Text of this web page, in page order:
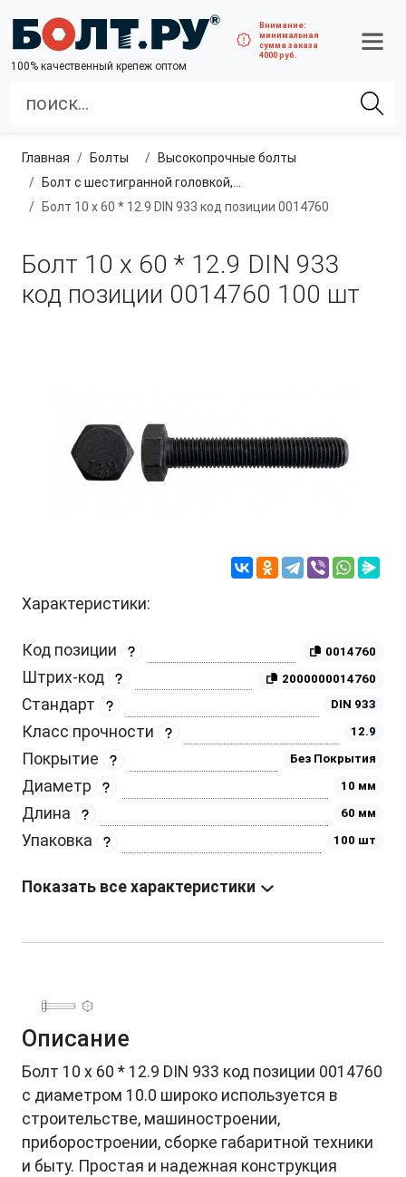
100% качественный крепеж оптом
Внимание:
минимальная
сумма заказа
4000 руб.
Главная болты
высокопрочные болты
Болт с шестигранной головкой, полная резьба, класс прочности 10.9 и 12.9
Болт 10 х 60 * 12.9 DIN 933 код позиции 0014760
Болт 10 х 60 * 12.9 DIN 933
код позиции 0014760 100 шт
Характеристики:
Код позиции 0014760
Штрих-код 2000000014760
Стандарт DIN 933
Класс прочности 12.9
Покрытие Без Покрытия
Диаметр 10 мм
Длина 60 мм
Упаковка 100 шт
Показать все характеристики
Описание
Болт 10 х 60 * 12.9 DIN 933 код позиции 0014760
с диаметром 10.0 широко используется в
строительстве, машиностроении,
приборостроении, сборке габаритной техники
и быту. Простая и надежная конструкция